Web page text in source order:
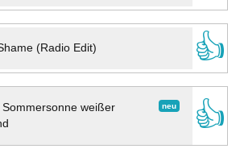
(Radio Edit)
👍
neu
Sommersonne weißer
👍